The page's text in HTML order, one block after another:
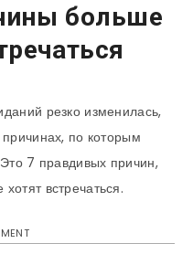
больше
резко изменилась,
по которым
7 правдивых причин,
встречаться.